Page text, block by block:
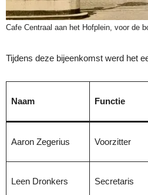
Cafe Centraal aan het Hofplein, voor de
Tijdens deze bijeenkomst werd het
Naam Functie
Aaron Zegerius Voorzitter
Leen Dronkers Secretaris